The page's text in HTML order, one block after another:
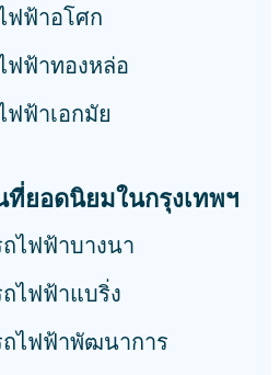
ฟฟ้าอโศก
ฟฟ้าทองหล่อ
ฟ้าเอกมัย
ที่ยอดนิยมในกรุงเทพฯ
ไฟฟ้าบางนา
ไฟฟ้าแบริ่ง
ถไฟฟ้าพัฒนาการ